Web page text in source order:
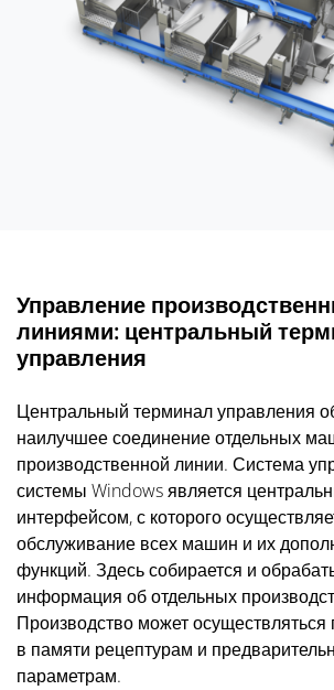
Управление
линиями: центральный
управления
Центральный терминал управления
наилучшее соединение отдельных
производственной линии. Система
системы Windows является
интерфейсом, с которого
обслуживание всех машин и их
функций. Здесь собирается и
информация об отдельных
Производство может
в памяти рецептурам и
параметрам.